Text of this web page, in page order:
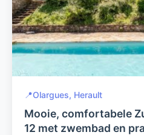
📍Olargues, Herault
Mooie, comfortabele
12 met zwembad en